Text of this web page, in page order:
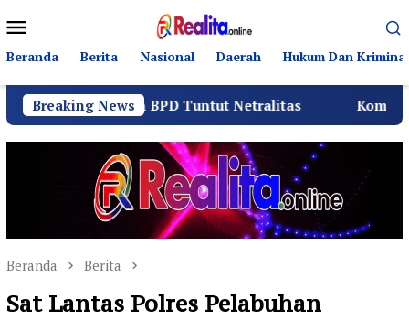
ke
kontenMobile
Beranda Berita Nasional Daerah Hukum Dan Kriminal
Breaking News
dan BPD Tuntut Netralitas Komando
Beranda Berita
Sat Lantas Polres Pelabuhan